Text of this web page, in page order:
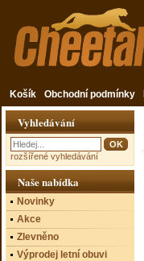
Košík Obchodní podmínky
Vyhledávání
rozšířené vyhledávání
Naše nabídka
Novinky
Akce
Zlevněno
Výprodej letní obuvi